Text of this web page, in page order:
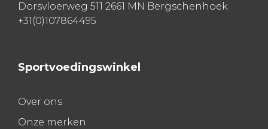
Dorsvloerweg 511 2661 MN Bergschenhoek
+31(0)107864495
Sportvoedingswinkel
Over ons
Onze merken